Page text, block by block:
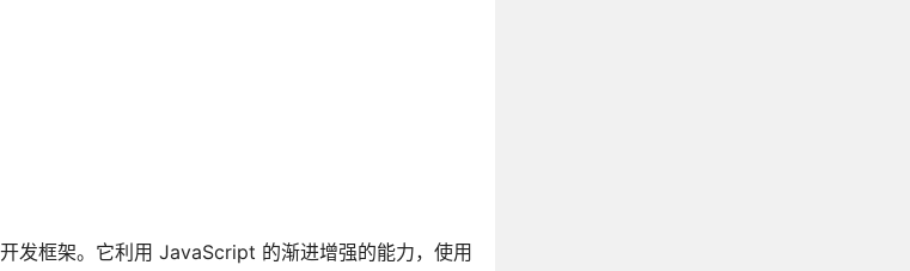
发框架。它利用 JavaScript 的渐进增强的能力，使用